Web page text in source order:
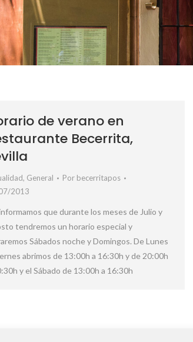
de verano en
Becerrita,
, General Por becerritapos
2013
que durante los meses de Julio y
tendremos un horario especial y
Sábados noche y Domingos. De Lunes
abrimos de 13:00h a 16:30h y de 20:00h
y el Sábado de 13:00h a 16:30h